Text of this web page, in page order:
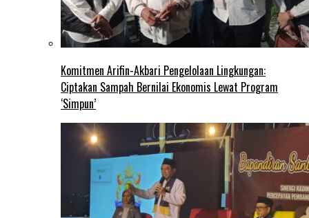
Komitmen Arifin-Akbari Pengelolaan Lingkungan:
Ciptakan Sampah Bernilai Ekonomis Lewat Program
‘Simpun’